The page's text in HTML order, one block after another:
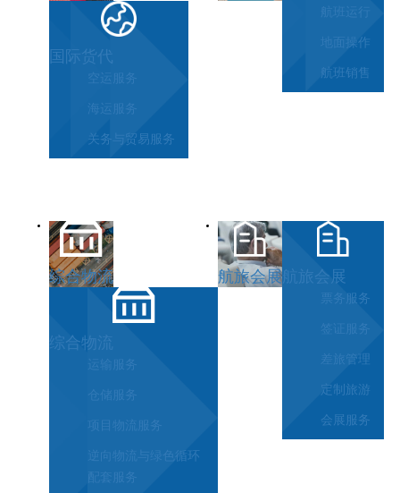
国际货代
空运服务
海运服务
关务与贸易服务
航班运行
地面操作
航班销售
综合物流
综合物流
运输服务
仓储服务
项目物流服务
逆向物流与绿色循环
配套服务
航旅会展航旅会展
票务服务
签证服务
差旅管理
定制旅游
会展服务